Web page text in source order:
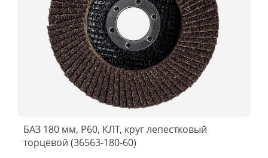
БАЗ 180 мм, P60, КЛТ, круг лепестковый
торцевой (36563-180-60)